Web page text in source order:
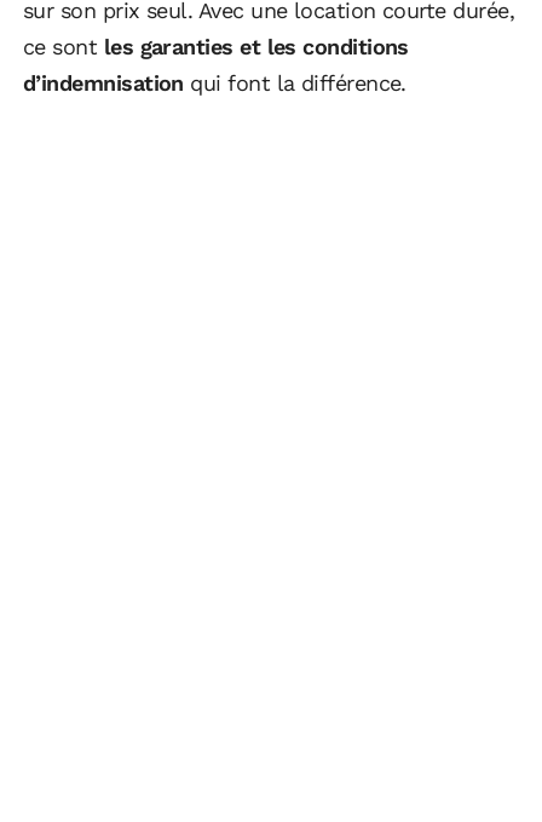
sur son prix seul. Avec une location courte durée,
ce sont les garanties et les conditions
d’indemnisation qui font la différence.